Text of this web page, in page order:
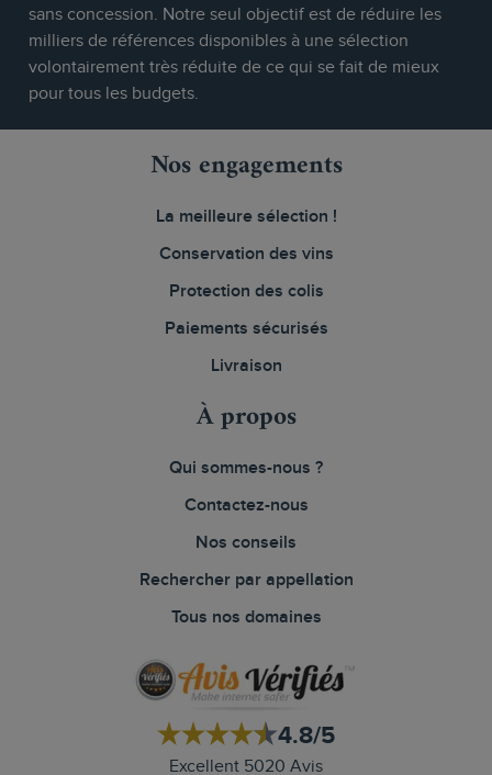
sans concession. Notre seul objectif est de réduire les
milliers de références disponibles à une sélection
volontairement très réduite de ce qui se fait de mieux
pour tous les budgets.
Nos engagements
La meilleure sélection !
Conservation des vins
Protection des colis
Paiements sécurisés
Livraison
À propos
Qui sommes-nous ?
Contactez-nous
Nos conseils
Rechercher par appellation
Tous nos domaines
4.8/5
Excellent 5020 Avis